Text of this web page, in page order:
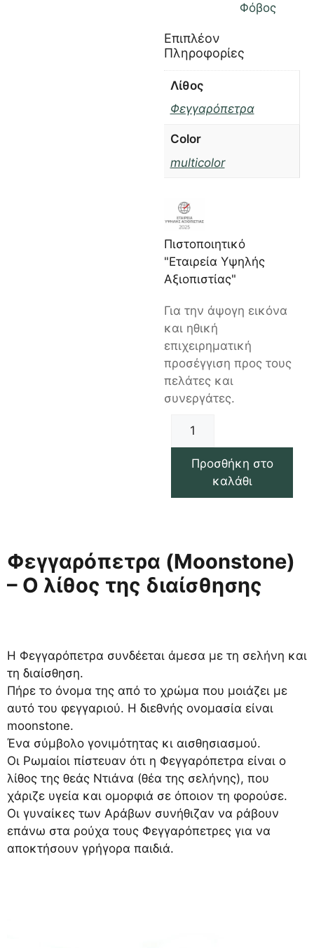
Φόβος
Επιπλέον
Πληροφορίες
Λίθος
Φεγγαρόπετρα
Color
multicolor
Πιστοποιητικό
"Εταιρεία Υψηλής
Αξιοπιστίας"
Για την άψογη εικόνα
και ηθική
επιχειρηματική
προσέγγιση προς τους
πελάτες και
συνεργάτες.
Προσθήκη στο
καλάθι
Φεγγαρόπετρα (Moonstone)
– Ο λίθος της διαίσθησης
Η Φεγγαρόπετρα συνδέεται άμεσα με τη σελήνη και
τη διαίσθηση.
Πήρε το όνομα της από το χρώμα που μοιάζει με
αυτό του φεγγαριού. Η διεθνής ονομασία είναι
moonstone.
Ένα σύμβολο γονιμότητας κι αισθησιασμού.
Οι Ρωμαίοι πίστευαν ότι η Φεγγαρόπετρα είναι ο
λίθος της θεάς Ντιάνα (θέα της σελήνης), που
χάριζε υγεία και ομορφιά σε όποιον τη φορούσε.
Οι γυναίκες των Αράβων συνήθιζαν να ράβουν
επάνω στα ρούχα τους Φεγγαρόπετρες για να
αποκτήσουν γρήγορα παιδιά.